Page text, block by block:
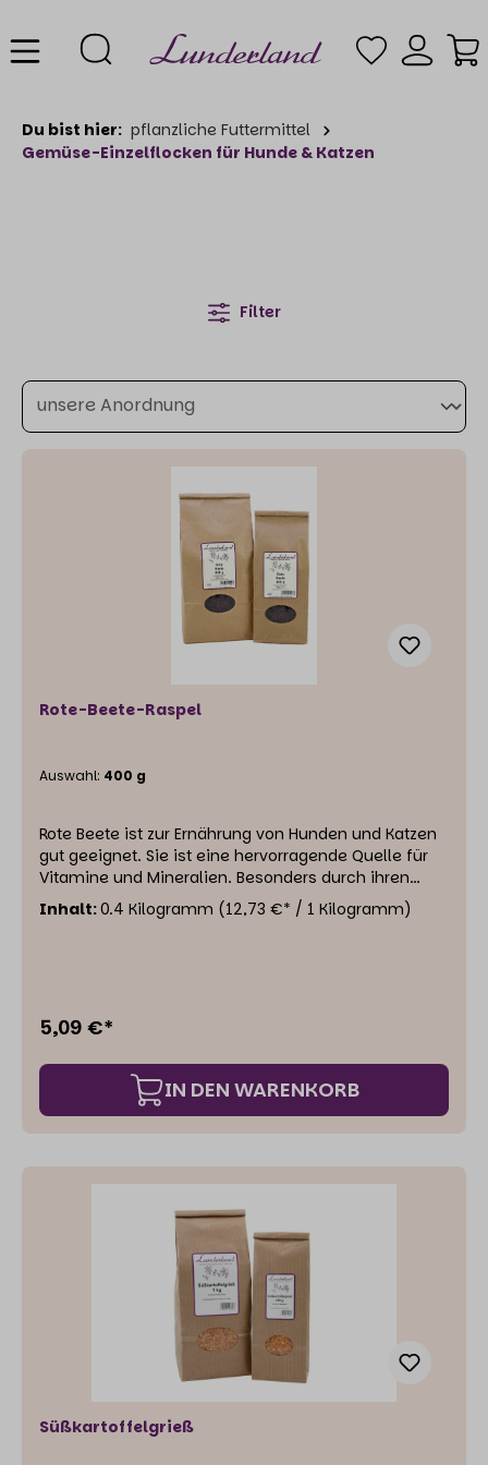
Du bist hier: pflanzliche Futtermittel
Gemüse-Einzelflocken für Hunde & Katzen
Filter
Rote-Beete-Raspel
Auswahl: 400 g
Rote Beete ist zur Ernährung von Hunden und Katzen
gut geeignet. Sie ist eine hervorragende Quelle für
Vitamine und Mineralien. Besonders durch ihren
hohen Folsäuregehalt hebt sie sich von anderen
Gemüsen ab. Die Blutgefäße und das Herz
Inhalt:0.4 Kilogramm (12,73 €* / 1 Kilogramm)
5,09 €*
IN DEN WARENKORB
Süßkartoffelgrieß